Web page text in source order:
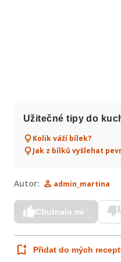
Užitečné tipy do
Kolik váží bílek?
Jak z bílků vyšlehat
Autor: admin_martina
Chutnalo mi
Přidat do mých